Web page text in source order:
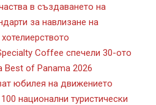
в създаването на
за навлизане на
Coffee спечели 30-ото
of Panama 2026
юбилея на движението
национални туристически